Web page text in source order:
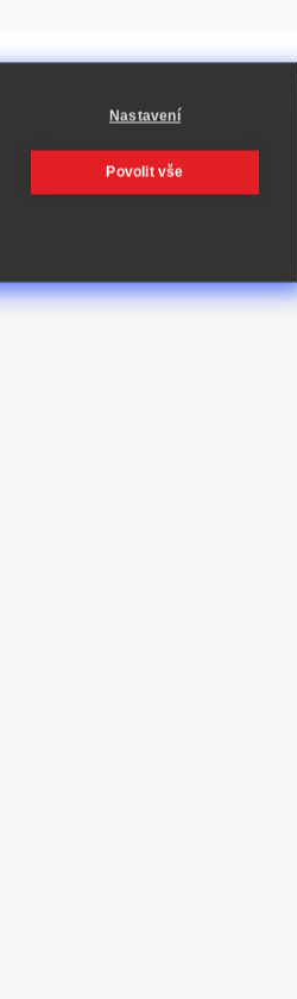
Nastavení
Povolit vše